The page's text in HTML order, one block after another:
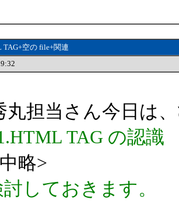
空の file+関連
担当さん今日は
TAG の認識
略>
しておきます。